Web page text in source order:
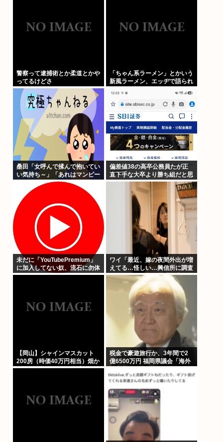
警察って逮捕術とか柔道とかや
ってるけどさ
「ちゃん系ラーメン」とかいう
新風ラーメン、エッヂで語られ
桑田「女呼んで揉んで抱いてい
い気持ち～」「あれはマンピー
のGスポット」これ女のファン
はどういう気持ちで聴いてる
の?
偏差値38の高卒公務員たが正
直下手な大卒より勝ち組だと思
ってる
未だに「YouTubePremium」
に加入してない奴、流石に勿体
なさすぎるwww
ワイ「最近、嫁の夜間外出が増
えてる…怪しい…興信所に調査
させたろ！」興信所「報告しま
す」⇒結果www
【岡山】シャインマスカット
200房（時価40万円相当）畑か
ら盗んだ疑いで男を逮捕 ネッ
税金で豪遊旅行か、3年間で2
億6500万円 福岡県議会「海外
党